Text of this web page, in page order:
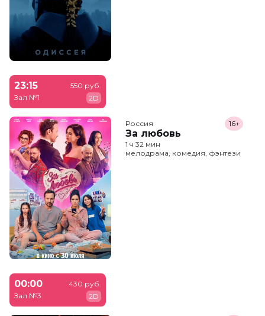
23:15
Зал №1
550 руб.
2D
Россия
За любовь
16+
1 ч 32 мин
мелодрама, комедия, фэнтези
00:00
Зал №3
430 руб.
2D